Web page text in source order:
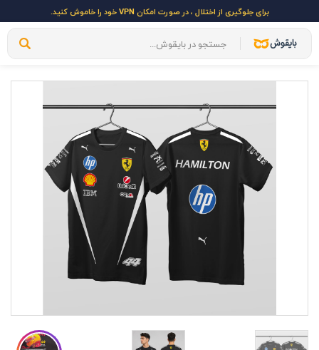
برای جلوگیری از اختلال ، در صورت امکان VPN خود را خاموش کنید.